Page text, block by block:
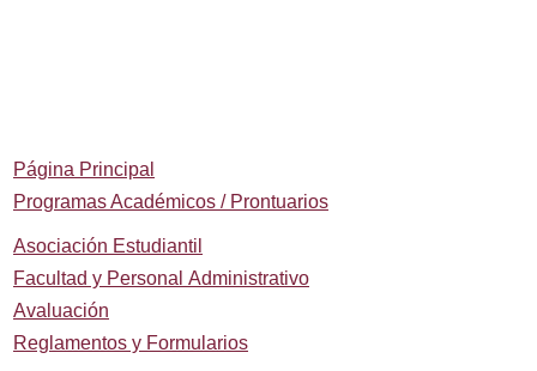
Página Principal
Programas Académicos / Prontuarios
Asociación Estudiantil
Facultad y Personal Administrativo
Avaluación
Reglamentos y Formularios